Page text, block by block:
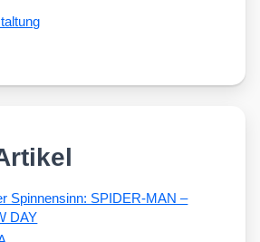
Spinnensinn: SPIDER-MAN –
DAY